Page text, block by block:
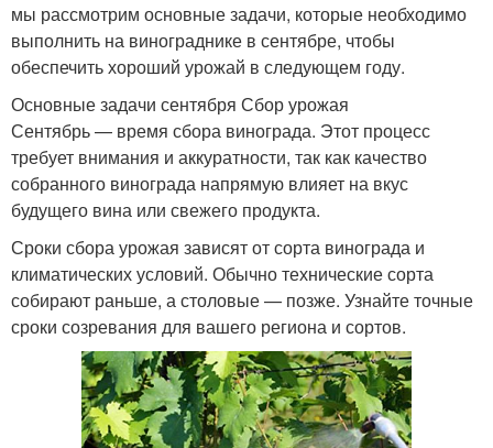
мы рассмотрим основные задачи, которые необходимо
выполнить на винограднике в сентябре, чтобы
обеспечить хороший урожай в следующем году.
Основные задачи сентября Сбор урожая
Сентябрь — время сбора винограда. Этот процесс
требует внимания и аккуратности, так как качество
собранного винограда напрямую влияет на вкус
будущего вина или свежего продукта.
Сроки сбора урожая зависят от сорта винограда и
климатических условий. Обычно технические сорта
собирают раньше, а столовые — позже. Узнайте точные
сроки созревания для вашего региона и сортов.